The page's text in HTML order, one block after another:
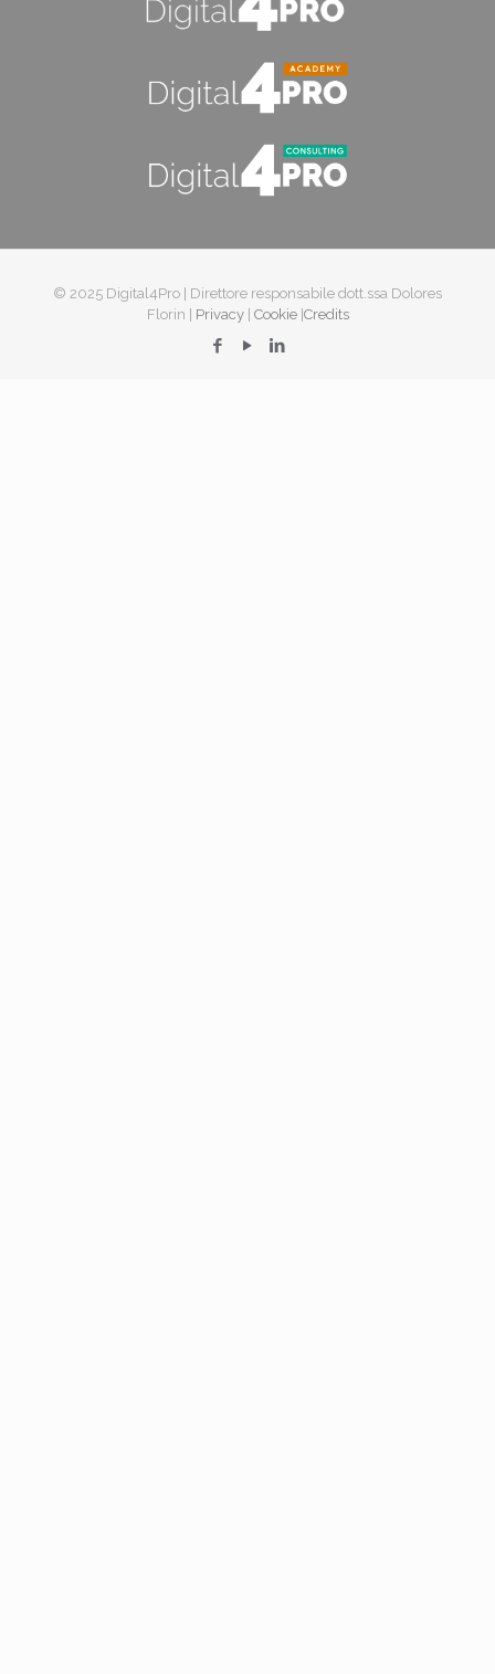
© 2025 Digital4Pro | Direttore responsabile dott.ssa Dolores
Florin | Privacy| Cookie|Credits